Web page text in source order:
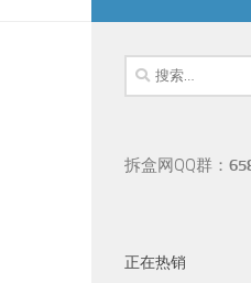
搜
索：
拆盒网QQ群：
正在热销